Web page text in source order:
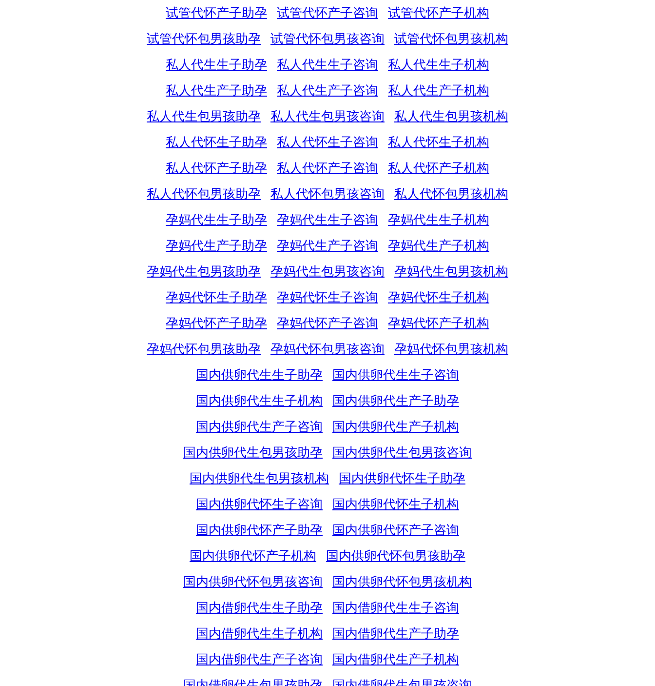
试管代怀产子助孕
试管代怀产子咨询
试管代怀产子机构
试管代怀包男孩助孕
试管代怀包男孩咨询
试管代怀包男孩机构
私人代生生子助孕
私人代生生子咨询
私人代生生子机构
私人代生产子助孕
私人代生产子咨询
私人代生产子机构
私人代生包男孩助孕
私人代生包男孩咨询
私人代生包男孩机构
私人代怀生子助孕
私人代怀生子咨询
私人代怀生子机构
私人代怀产子助孕
私人代怀产子咨询
私人代怀产子机构
私人代怀包男孩助孕
私人代怀包男孩咨询
私人代怀包男孩机构
孕妈代生生子助孕
孕妈代生生子咨询
孕妈代生生子机构
孕妈代生产子助孕
孕妈代生产子咨询
孕妈代生产子机构
孕妈代生包男孩助孕
孕妈代生包男孩咨询
孕妈代生包男孩机构
孕妈代怀生子助孕
孕妈代怀生子咨询
孕妈代怀生子机构
孕妈代怀产子助孕
孕妈代怀产子咨询
孕妈代怀产子机构
孕妈代怀包男孩助孕
孕妈代怀包男孩咨询
孕妈代怀包男孩机构
国内供卵代生生子助孕
国内供卵代生生子咨询
国内供卵代生生子机构
国内供卵代生产子助孕
国内供卵代生产子咨询
国内供卵代生产子机构
国内供卵代生包男孩助孕
国内供卵代生包男孩咨询
国内供卵代生包男孩机构
国内供卵代怀生子助孕
国内供卵代怀生子咨询
国内供卵代怀生子机构
国内供卵代怀产子助孕
国内供卵代怀产子咨询
国内供卵代怀产子机构
国内供卵代怀包男孩助孕
国内供卵代怀包男孩咨询
国内供卵代怀包男孩机构
国内借卵代生生子助孕
国内借卵代生生子咨询
国内借卵代生生子机构
国内借卵代生产子助孕
国内借卵代生产子咨询
国内借卵代生产子机构